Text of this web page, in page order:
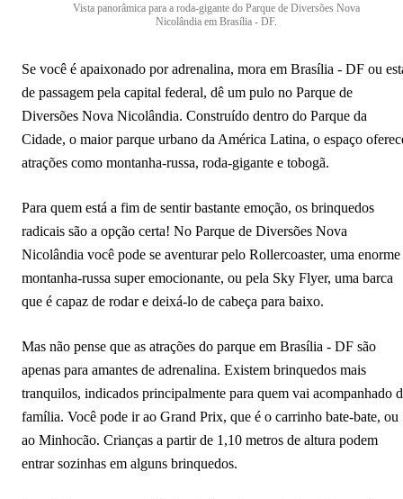
Vista panorâmica para a roda-gigante do Parque de Diversões Nova
Nicolândia em Brasília - DF.
Se você é apaixonado por adrenalina, mora em Brasília - DF ou
de passagem pela capital federal, dê um pulo no Parque de
Diversões Nova Nicolândia. Construído dentro do Parque da
Cidade, o maior parque urbano da América Latina, o espaço
atrações como montanha-russa, roda-gigante e tobogã.
Para quem está a fim de sentir bastante emoção, os brinquedos
radicais são a opção certa! No Parque de Diversões Nova
Nicolândia você pode se aventurar pelo Rollercoaster, uma enorme
montanha-russa super emocionante, ou pela Sky Flyer, uma barca
que é capaz de rodar e deixá-lo de cabeça para baixo.
Mas não pense que as atrações do parque em Brasília - DF são
apenas para amantes de adrenalina. Existem brinquedos mais
tranquilos, indicados principalmente para quem vai acompanhado
família. Você pode ir ao Grand Prix, que é o carrinho bate-bate, ou
ao Minhocão. Crianças a partir de 1,10 metros de altura podem
entrar sozinhas em alguns brinquedos.